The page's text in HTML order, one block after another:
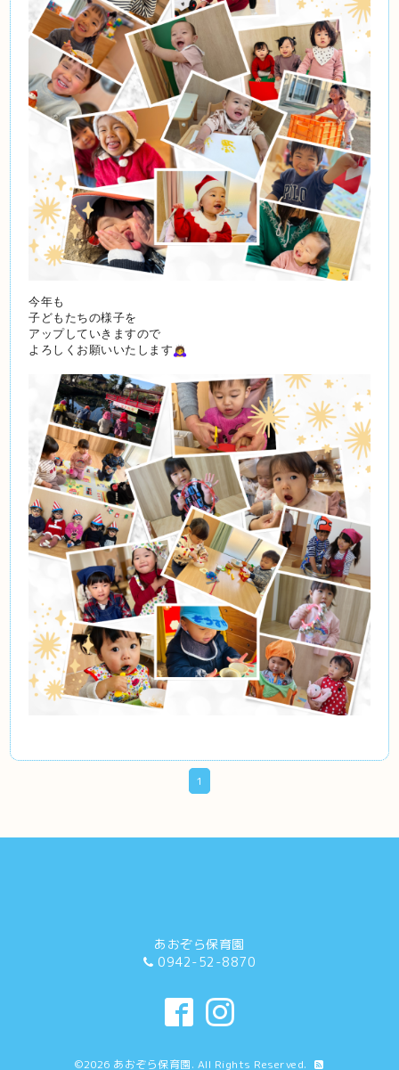
今年も
子どもたちの様子を
アップしていきますので
よろしくお願いいたします
1
あおぞら保育園
0942-52-8870
©2026 あおぞら保育園. All Rights Reserved.